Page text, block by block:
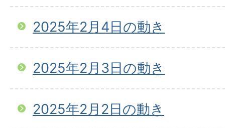
2025年2月4日の動き
2025年2月3日の動き
2025年2月2日の動き